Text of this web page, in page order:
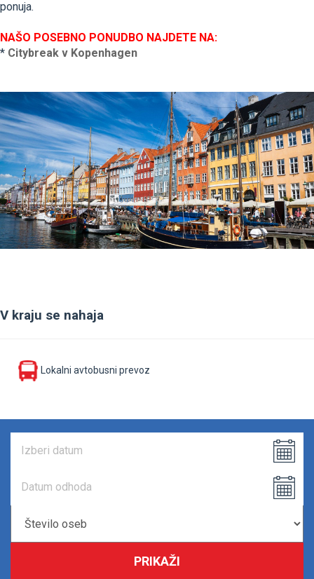
ponuja.
NAŠO POSEBNO PONUDBO NAJDETE NA:
* Citybreak v Kopenhagen
V kraju se nahaja
Lokalni avtobusni prevoz
PRIKAŽI